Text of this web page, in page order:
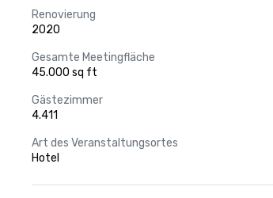
Renovierung
2020
Gesamte Meetingfläche
45.000 sq ft
Gästezimmer
4.411
Art des Veranstaltungsortes
Hotel